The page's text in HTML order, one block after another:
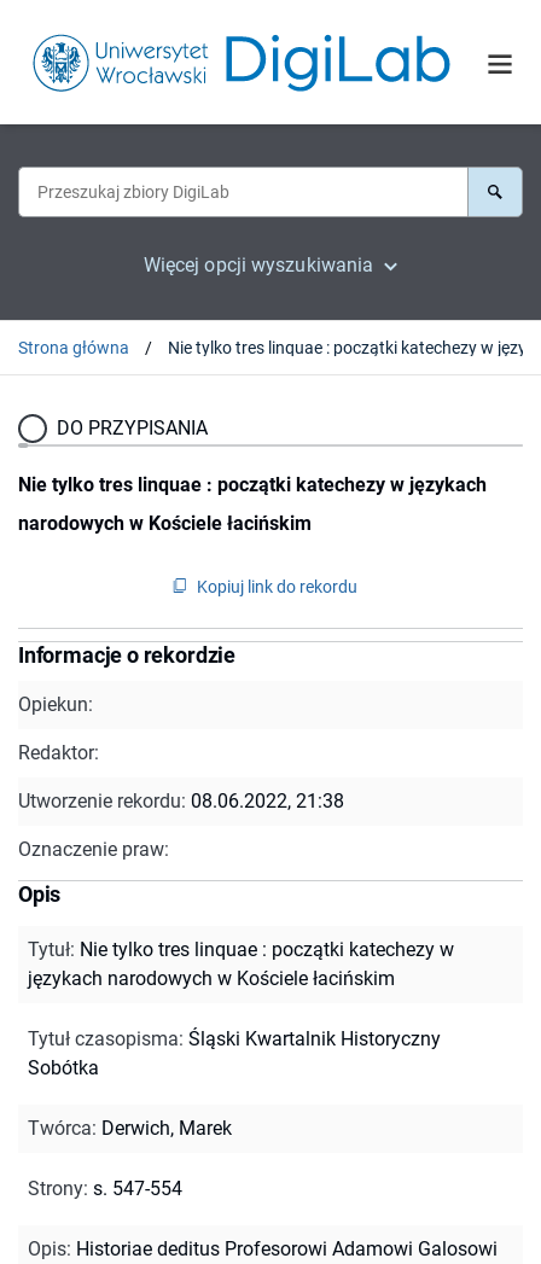
Więcej opcji wyszukiwania
Strona główna
DO PRZYPISANIA
Nie tylko tres linquae : początki katechezy w językach
narodowych w Kościele łacińskim
Kopiuj link do rekordu
Informacje o rekordzie
Opiekun:
Redaktor:
Utworzenie rekordu: 08.06.2022, 21:38
Oznaczenie praw:
Opis
Tytuł: Nie tylko tres linquae : początki katechezy w
językach narodowych w Kościele łacińskim
Tytuł czasopisma: Śląski Kwartalnik Historyczny
Sobótka
Twórca: Derwich, Marek
Strony: s. 547-554
Opis: Historiae deditus Profesorowi Adamowi Galosowi